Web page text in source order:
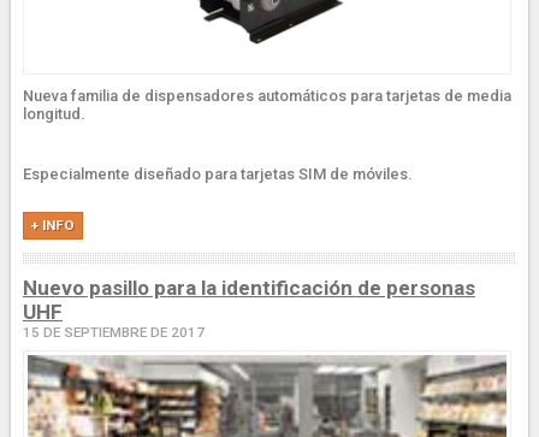
Nueva familia de dispensadores automáticos para tarjetas de media
longitud.
Especialmente diseñado para tarjetas SIM de móviles.
+ INFO
Nuevo pasillo para la identificación de personas
UHF
15 DE SEPTIEMBRE DE 2017